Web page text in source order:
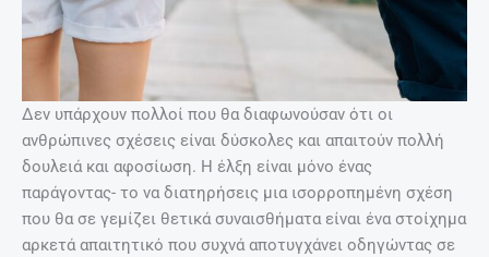
Δεν υπάρχουν πολλοί που θα διαφωνούσαν ότι οι
ανθρώπινες σχέσεις είναι δύσκολες και απαιτούν πολλή
δουλειά και αφοσίωση. Η έλξη είναι μόνο ένας
παράγοντας- το να διατηρήσεις μια ισορροπημένη σχέση
που θα σε γεμίζει θετικά συναισθήματα είναι ένα στοίχημα
αρκετά απαιτητικό που συχνά αποτυγχάνει οδηγώντας σε